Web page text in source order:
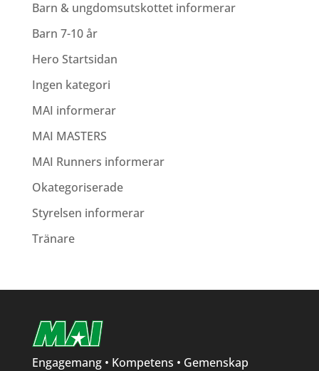
Barn & ungdomsutskottet informerar
Barn 7-10 år
Hero Startsidan
Ingen kategori
MAI informerar
MAI MASTERS
MAI Runners informerar
Okategoriserade
Styrelsen informerar
Tränare
Engagemang • Kompetens • Gemenskap